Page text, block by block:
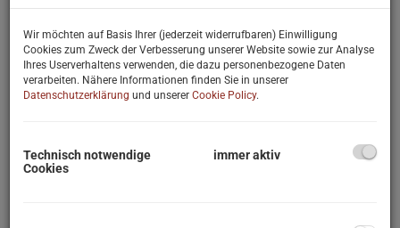
Wir möchten auf Basis Ihrer (jederzeit widerrufbaren) Einwilligung
Cookies zum Zweck der Verbesserung unserer Website sowie zur Analyse
Ihres Userverhaltens verwenden, die dazu personenbezogene Daten
verarbeiten. Nähere Informationen finden Sie in unserer
Datenschutzerklärung und unserer Cookie Policy.
Technisch notwendige
Cookies
immer aktiv